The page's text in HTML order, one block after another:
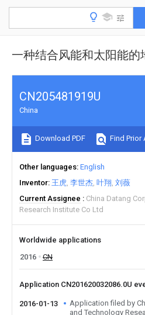
一种结合风能和太阳能的
CN205481919U
China
Download PDF Find Prior
Other languages English
Inventor 王虎 李世杰 叶翔 刘薇
Current Assignee
China Datang
Research Institute Co Ltd
Worldwide applications
2016
CN
Application CN201620032086.0U
2016-01-13
Application filed by
and Technology